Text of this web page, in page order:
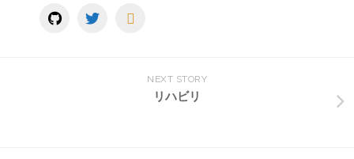
NEXT STORY
リハビリ